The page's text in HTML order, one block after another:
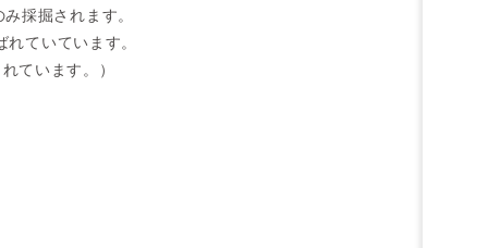
採掘されます。
ていています。
ています。）